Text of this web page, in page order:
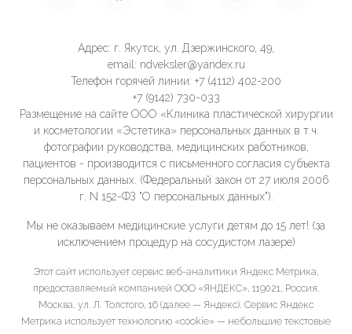
Адрес: г. Якутск, ул. Дзержинского, 49,
email: ndveksler@yandex.ru
Телефон горячей линии: +7 (4112) 402-200
+7 (9142) 730-033
Размещение на сайте ООО «Клиника пластической хирургии
и косметологии «Эстетика» персональных данных в т.ч.
фотографии руководства, медицинских работников,
пациентов - производится с письменного согласия субъекта
персональных данных. (Федеральный закон от 27 июля 2006
г. N 152-ФЗ "О персональных данных").
Мы не оказываем медицинские услуги детям до 15 лет! (за
исключением процедур на сосудистом лазере)
Этот сайт использует сервис веб-аналитики Яндекс Метрика,
предоставляемый компанией ООО «ЯНДЕКС», 119021, Россия,
Москва, ул. Л. Толстого, 16 (далее — Яндекс). Сервис Яндекс
Метрика использует технологию «cookie» — небольшие текстовые